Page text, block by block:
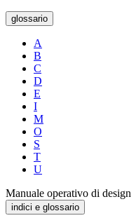
glossario
A
B
C
D
E
I
M
O
S
T
U
Manuale operativo di design
indici e glossario